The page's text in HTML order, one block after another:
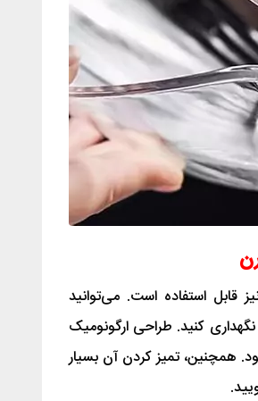
قابل استفاده است. می‌توانید
کنید. طراحی ارگونومیک
همچنین، تمیز کردن آن بسیار